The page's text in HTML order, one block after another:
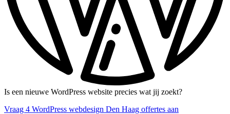
Is een nieuwe WordPress website precies wat jij zoekt?
Vraag 4 WordPress webdesign Den Haag offertes aan